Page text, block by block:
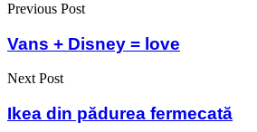
Previous Post
Vans + Disney = love
Next Post
Ikea din pădurea fermecată